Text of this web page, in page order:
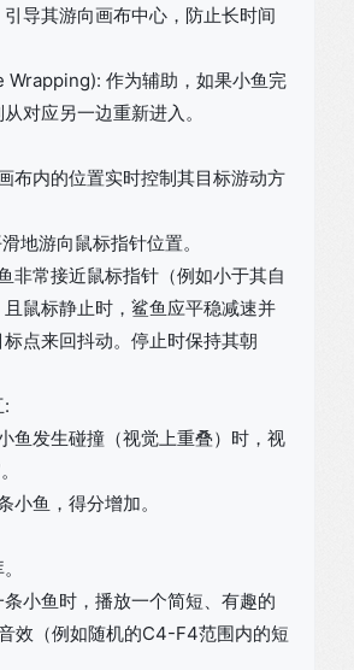
导其游向画布中心，防止长时间
Wrapping): 作为辅助，如果小鱼完
对应另一边重新进入。
布内的位置实时控制其目标游动方
地游向鼠标指针位置。
非常接近鼠标指针（例如小于其自
鼠标静止时，鲨鱼应平稳减速并
点来回抖动。停止时保持其朝
鱼发生碰撞（视觉上重叠）时，视
小鱼，得分增加。
小鱼时，播放一个简短、有趣的
音效（例如随机的C4-F4范围内的短